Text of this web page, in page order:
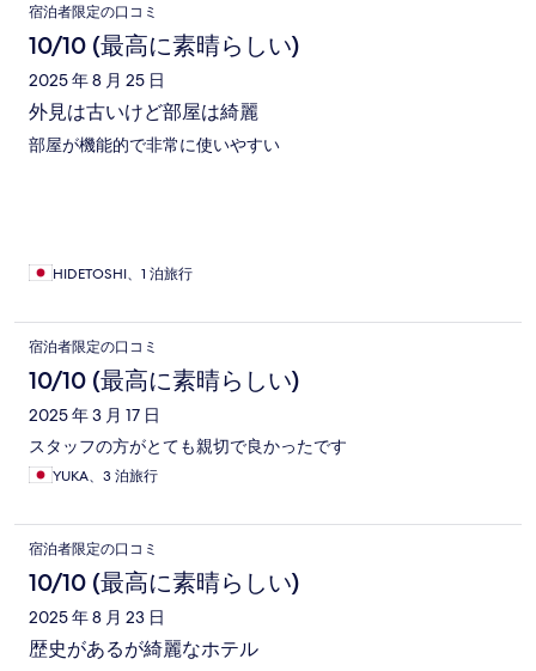
宿泊者限定の口コミ
10/10 (最高に素晴らしい)
2025 年 8 月 25 日
外見は古いけど部屋は綺麗
部屋が機能的で非常に使いやすい
HIDETOSHI、1 泊旅行
宿泊者限定の口コミ
10/10 (最高に素晴らしい)
2025 年 3 月 17 日
スタッフの方がとても親切で良かったです
YUKA、3 泊旅行
宿泊者限定の口コミ
10/10 (最高に素晴らしい)
2025 年 8 月 23 日
歴史があるが綺麗なホテル